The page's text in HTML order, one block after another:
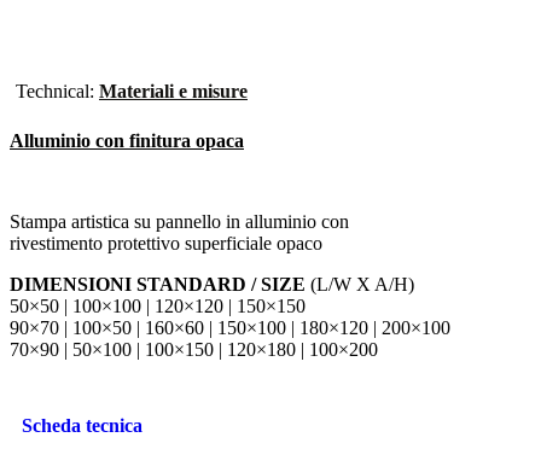
Technical: Materiali e misure
Alluminio con finitura opaca
Stampa artistica su pannello in alluminio con
rivestimento protettivo superficiale opaco
DIMENSIONI STANDARD / SIZE (L/W X A/H)
50×50 | 100×100 | 120×120 | 150×150
90×70 | 100×50 | 160×60 | 150×100 | 180×120 | 200×100
70×90 | 50×100 | 100×150 | 120×180 | 100×200
Scheda tecnica